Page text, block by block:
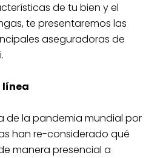
de tu bien y el
te presentaremos las
aseguradoras de
línea
de la pandemia mundial por
han re-considerado qué
manera presencial a